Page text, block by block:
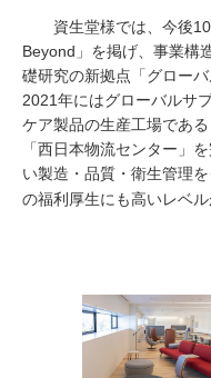
資生堂様では、今後
Beyond」を掲げ、事業構
礎研究の新拠点「グロー
2021年にはグローバルサ
ケア製品の生産工場であ
「西日本物流センター」
い製造・品質・衛生管理
の福利厚生にも高いレベル